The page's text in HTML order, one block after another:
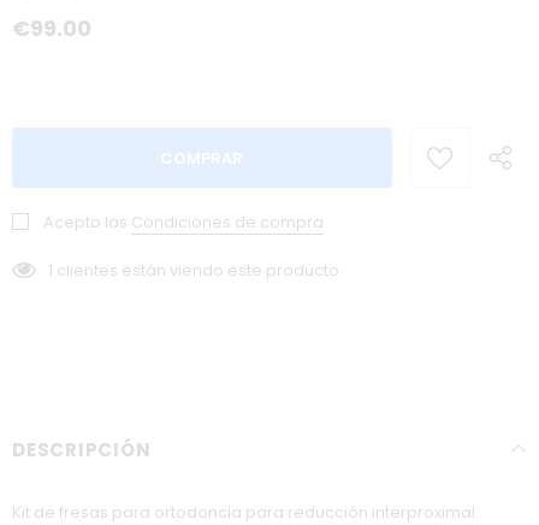
€99.00
Acepto las Condiciones de compra
1 clientes están viendo este producto
DESCRIPCIÓN
Kit de fresas para ortodoncia para reducción interproximal.